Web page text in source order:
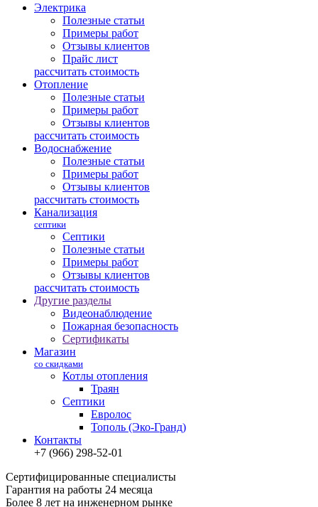
Электрика
Полезные статьи
Примеры работ
Отзывы клиентов
Прайс лист
рассчитать стоимость
Отопление
Полезные статьи
Примеры работ
Отзывы клиентов
рассчитать стоимость
Водоснабжение
Полезные статьи
Примеры работ
Отзывы клиентов
рассчитать стоимость
Канализация
септики
Септики
Полезные статьи
Примеры работ
Отзывы клиентов
рассчитать стоимость
Другие разделы
Видеонаблюдение
Пожарная безопасность
Сертификаты
Магазин
со скидками
Котлы отопления
Траян
Септики
Евролос
Тополь (Эко-Гранд)
Контакты
+7 (966) 298-52-01
Сертифицированные специалисты
Гарантия на работы 24 месяца
Более 8 лет на инженерном рынке